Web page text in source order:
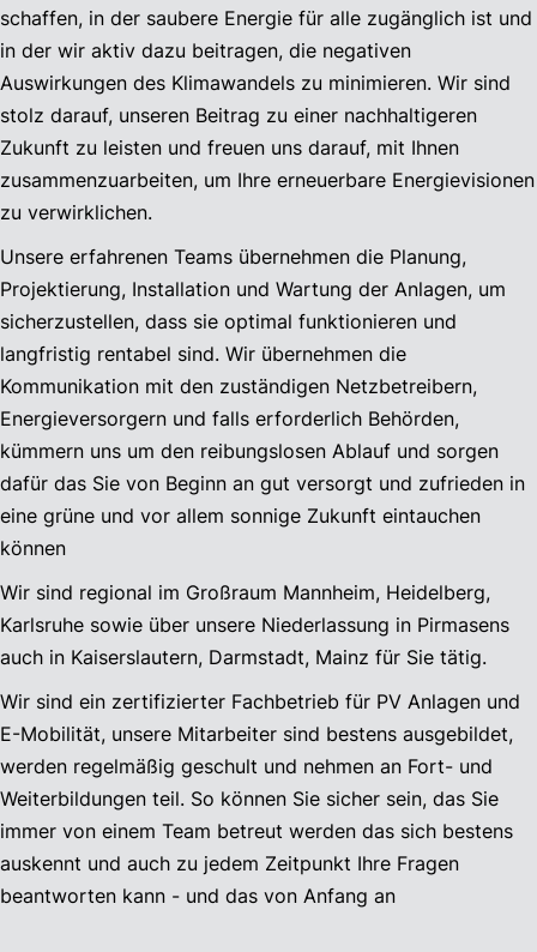
schaffen, in der saubere Energie für alle zugänglich ist und
in der wir aktiv dazu beitragen, die negativen
Auswirkungen des Klimawandels zu minimieren. Wir sind
stolz darauf, unseren Beitrag zu einer nachhaltigeren
Zukunft zu leisten und freuen uns darauf, mit Ihnen
zusammenzuarbeiten, um Ihre erneuerbare Energievisionen
zu verwirklichen.
Unsere erfahrenen Teams übernehmen die Planung,
Projektierung, Installation und Wartung der Anlagen, um
sicherzustellen, dass sie optimal funktionieren und
langfristig rentabel sind. Wir übernehmen die
Kommunikation mit den zuständigen Netzbetreibern,
Energieversorgern und falls erforderlich Behörden,
kümmern uns um den reibungslosen Ablauf und sorgen
dafür das Sie von Beginn an gut versorgt und zufrieden in
eine grüne und vor allem sonnige Zukunft eintauchen
können
Wir sind regional im Großraum Mannheim, Heidelberg,
Karlsruhe sowie über unsere Niederlassung in Pirmasens
auch in Kaiserslautern, Darmstadt, Mainz für Sie tätig.
Wir sind ein zertifizierter Fachbetrieb für PV Anlagen und
E-Mobilität, unsere Mitarbeiter sind bestens ausgebildet,
werden regelmäßig geschult und nehmen an Fort- und
Weiterbildungen teil. So können Sie sicher sein, das Sie
immer von einem Team betreut werden das sich bestens
auskennt und auch zu jedem Zeitpunkt Ihre Fragen
beantworten kann - und das von Anfang an